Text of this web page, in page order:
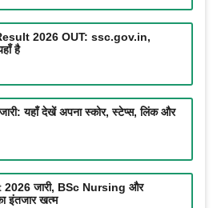
2026 OUT: ssc.gov.in,
है
यहाँ देखें अपना स्कोर, स्टेप्स, लिंक और
जारी, BSc Nursing और
इंतजार खत्म